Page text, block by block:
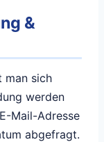
&
man sich
werden
Mail-Adresse
abgefragt.